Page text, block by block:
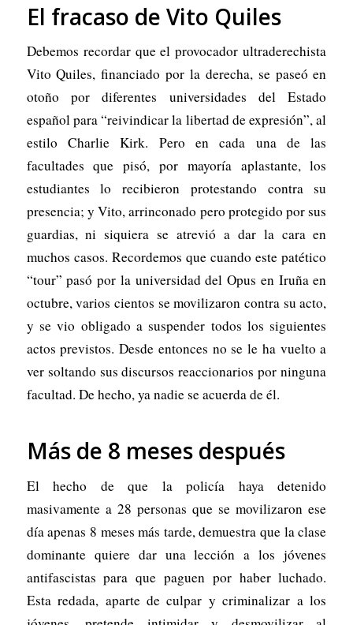
El fracaso de Vito Quiles
Debemos recordar que el provocador ultraderechista
Vito Quiles, financiado por la derecha, se paseó en
otoño por diferentes universidades del Estado
español para “reivindicar la libertad de expresión”, al
estilo Charlie Kirk. Pero en cada una de las
facultades que pisó, por mayoría aplastante, los
estudiantes lo recibieron protestando contra su
presencia; y Vito, arrinconado pero protegido por sus
guardias, ni siquiera se atrevió a dar la cara en
muchos casos. Recordemos que cuando este patético
“tour” pasó por la universidad del Opus en Iruña en
octubre, varios cientos se movilizaron contra su acto,
y se vio obligado a suspender todos los siguientes
actos previstos. Desde entonces no se le ha vuelto a
ver soltando sus discursos reaccionarios por ninguna
facultad. De hecho, ya nadie se acuerda de él.
Más de 8 meses después
El hecho de que la policía haya detenido
masivamente a 28 personas que se movilizaron ese
día apenas 8 meses más tarde, demuestra que la clase
dominante quiere dar una lección a los jóvenes
antifascistas para que paguen por haber luchado.
Esta redada, aparte de culpar y criminalizar a los